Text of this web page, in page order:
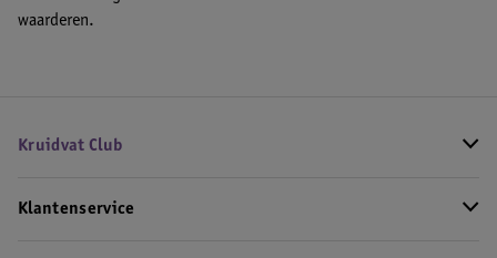
waarderen.
Kruidvat Club
Klantenservice